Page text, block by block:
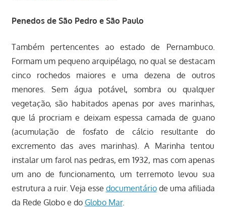
Penedos de São Pedro e São Paulo
Também pertencentes ao estado de Pernambuco.
Formam um pequeno arquipélago, no qual se destacam
cinco rochedos maiores e uma dezena de outros
menores. Sem água potável, sombra ou qualquer
vegetação, são habitados apenas por aves marinhas,
que lá procriam e deixam espessa camada de guano
(acumulação de fosfato de cálcio resultante do
excremento das aves marinhas). A Marinha tentou
instalar um farol nas pedras, em 1932, mas com apenas
um ano de funcionamento, um terremoto levou sua
estrutura a ruir. Veja esse documentáriode uma afiliada
da Rede Globo e do Globo Mar.